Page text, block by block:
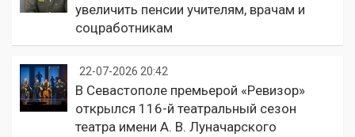
увеличить пенсии учителям, врачам и
соцработникам
22-07-2026 20:42
В Севастополе премьерой «Ревизор»
открылся 116-й театральный сезон
театра имени А. В. Луначарского